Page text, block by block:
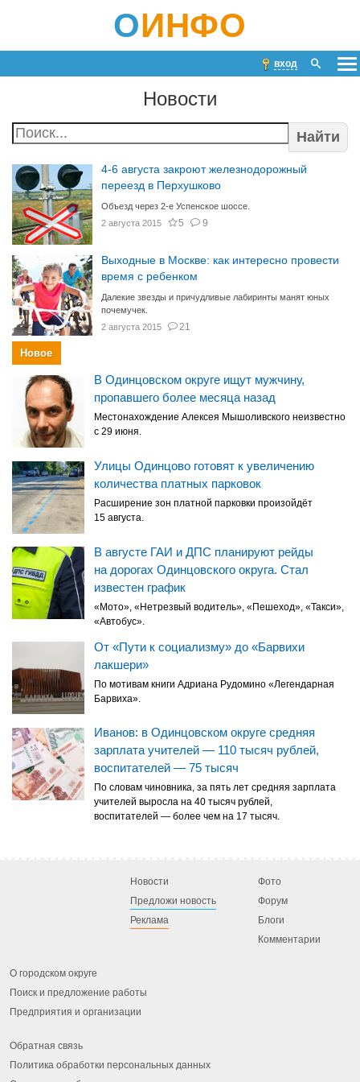
ОИНФО
вход
Новости
Найти
4-6 августа закроют железнодорожный
переезд в Перхушково
Объезд через 2-е Успенское шоссе.
2 августа 2015
5 9
Выходные в Москве: как интересно провести
время с ребенком
Далекие звезды и причудливые лабиринты манят юных
почемучек.
2 августа 2015
21
Новое
В Одинцовском округе ищут мужчину,
пропавшего более месяца назад
Местонахождение Алексея Мышоливского неизвестно
с 29 июня.
Улицы Одинцово готовят к увеличению
количества платных парковок
Расширение зон платной парковки произойдёт
15 августа.
В августе ГАИ и ДПС планируют рейды
на дорогах Одинцовского округа. Стал
известен график
«Мото», «Нетрезвый водитель», «Пешеход», «Такси»,
«Автобус».
От «Пути к социализму» до «Барвихи
лакшери»
По мотивам книги Адриана Рудомино «Легендарная
Барвиха».
Иванов: в Одинцовском округе средняя
зарплата учителей — 110 тысяч рублей,
воспитателей — 75 тысяч
По словам чиновника, за пять лет средняя зарплата
учителей выросла на 40 тысяч рублей,
воспитателей — более чем на 17 тысяч.
Новости
Предложи новость
Реклама
Фото
Форум
Блоги
Комментарии
О городском округе
Поиск и предложение работы
Предприятия и организации
Обратная связь
Политика обработки персональных данных